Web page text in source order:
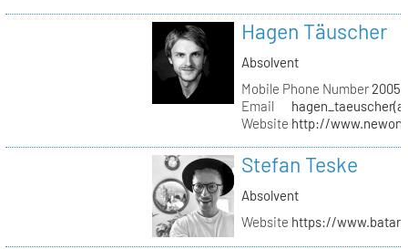
Hagen Täuscher
Absolvent
Mobile Phone Number
Email
Website http://
Stefan Teske
Absolvent
Website https://